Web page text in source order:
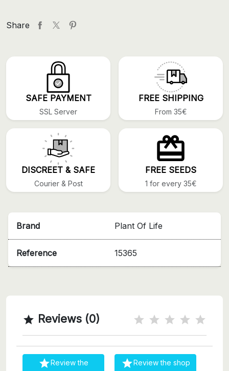
Share
SAFE PAYMENT
SSL Server
FREE SHIPPING
From 35€
DISCREET & SAFE
Courier & Post
FREE SEEDS
1 for every 35€
Brand Plant Of Life
Reference 15365
 Reviews (0)
Review the
Review the shop